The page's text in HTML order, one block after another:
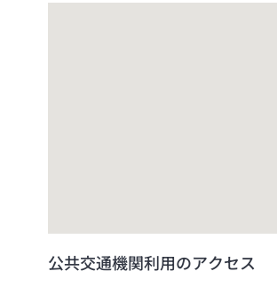
公共交通機関利用のアクセス